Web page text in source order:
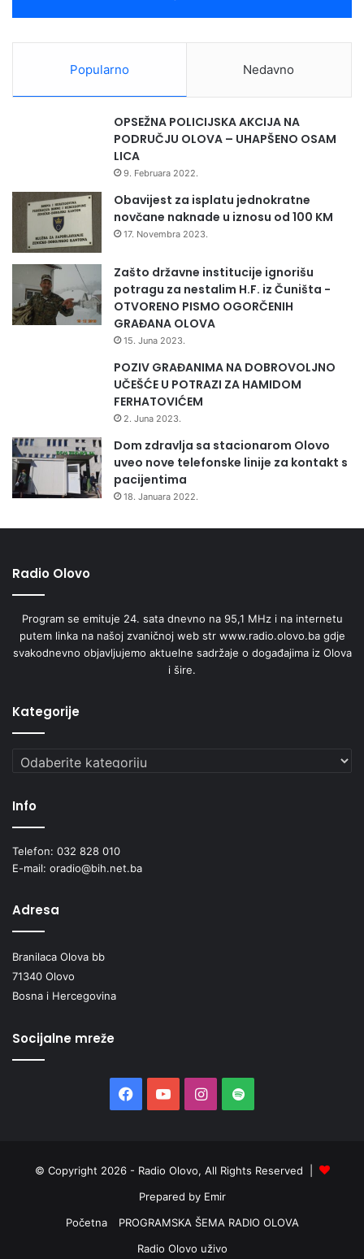
Popularno Nedavno
OPSEŽNA POLICIJSKA AKCIJA NA
PODRUČJU OLOVA – UHAPŠENO OSAM
LICA
9. Februara 2022.
Obavijest za isplatu jednokratne
novčane naknade u iznosu od 100 KM
17. Novembra 2023.
Zašto državne institucije ignorišu
potragu za nestalim H.F. iz Čuništa -
OTVORENO PISMO OGORČENIH
GRAĐANA OLOVA
15. Juna 2023.
POZIV GRAĐANIMA NA DOBROVOLJNO
UČEŠĆE U POTRAZI ZA HAMIDOM
FERHATOVIĆEM
2. Juna 2023.
Dom zdravlja sa stacionarom Olovo
uveo nove telefonske linije za kontakt s
pacijentima
18. Januara 2022.
Radio Olovo
Program se emituje 24. sata dnevno na 95,1 MHz i na internetu
putem linka na našoj zvaničnoj web str www.radio.olovo.ba gdje
svakodnevno objavljujemo aktuelne sadržaje o događajima iz Olova
i šire.
Kategorije
Kategorije
Info
Telefon: 032 828 010
E-mail: oradio@bih.net.ba
Adresa
Branilaca Olova bb
71340 Olovo
Bosna i Hercegovina
Socijalne mreže
Facebook
YouTubeInstagram
Spotify
© Copyright 2026 - Radio Olovo, All Rights Reserved |
Prepared by Emir
Početna
PROGRAMSKA ŠEMA RADIO OLOVA
Radio Olovo uživo